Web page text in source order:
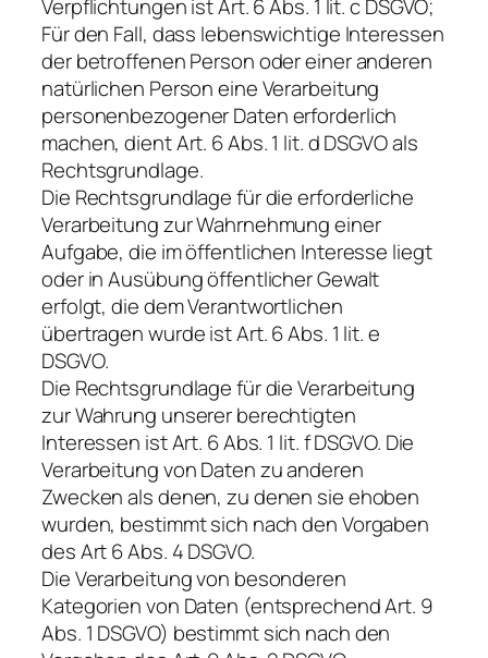
Verpflichtungen ist Art. 6 Abs. 1 lit. c DSGVO;
Für den Fall, dass lebenswichtige Interessen
der betroffenen Person oder einer anderen
natürlichen Person eine Verarbeitung
personenbezogener Daten erforderlich
machen, dient Art. 6 Abs. 1 lit. d DSGVO als
Rechtsgrundlage.
Die Rechtsgrundlage für die erforderliche
Verarbeitung zur Wahrnehmung einer
Aufgabe, die im öffentlichen Interesse liegt
oder in Ausübung öffentlicher Gewalt
erfolgt, die dem Verantwortlichen
übertragen wurde ist Art. 6 Abs. 1 lit. e
DSGVO.
Die Rechtsgrundlage für die Verarbeitung
zur Wahrung unserer berechtigten
Interessen ist Art. 6 Abs. 1 lit. f DSGVO. Die
Verarbeitung von Daten zu anderen
Zwecken als denen, zu denen sie ehoben
wurden, bestimmt sich nach den Vorgaben
des Art 6 Abs. 4 DSGVO.
Die Verarbeitung von besonderen
Kategorien von Daten (entsprechend Art. 9
Abs. 1 DSGVO) bestimmt sich nach den